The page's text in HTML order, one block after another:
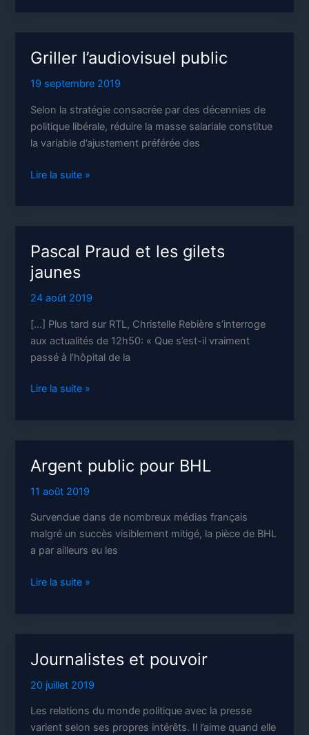
Griller l’audiovisuel public
19 septembre 2019
Selon la stratégie consacrée par des décennies de
politique libérale, réduire la masse salariale constitue
la variable d’ajustement préférée des
Griller
Lire la suite »
Pascal Praud et les gilets
jaunes
24 août 2019
[…] Plus tard sur RTL, Christelle Rebière s’interroge
aux actualités de 12h50: « Que s’est-il vraiment
passé à l’hôpital de la
Pascal
jaunes
Lire la suite »
Argent public pour BHL
11 août 2019
Survendue dans de nombreux médias français
malgré un succès visiblement mitigé, la pièce de BHL
a par ailleurs eu les
Argent
Lire la suite »
Journalistes et pouvoir
20 juillet 2019
Les relations du monde politique avec la presse
varient selon ses propres intérêts. Il l’aime quand elle